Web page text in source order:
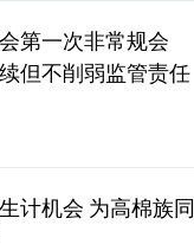
第一次非常规会
但不削弱监管责任
计机会 为高棉族同